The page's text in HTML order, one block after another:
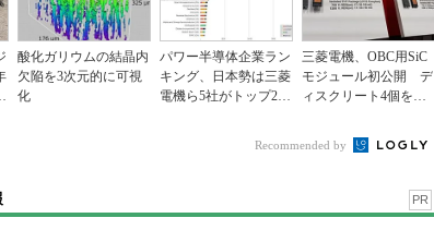
酸化ガリウムの結晶内
欠陥を3次元的に可視
化
パワー半導体企業ラン
キング、日本勢は三菱
電機ら5社がトップ20
三菱電機、OBC用SiC
モジュール初公開 デ
ィスクリート4個を置
Recommended by
PR